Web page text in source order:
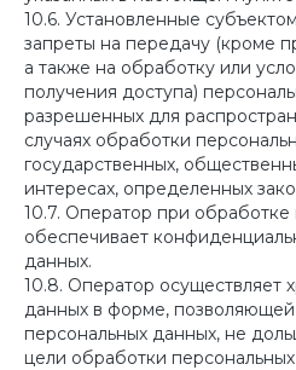
10.6. Установленные
запреты на передачу (кроме
а также на обработку или
получения доступа)
разрешенных для
случаях обработки
государственных,
интересах, определенных
10.7. Оператор при
обеспечивает
данных.
10.8. Оператор осуществляет
данных в форме, позволяющей
персональных данных, не
цели обработки